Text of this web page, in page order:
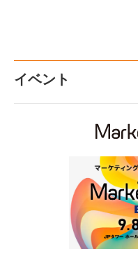
イベント